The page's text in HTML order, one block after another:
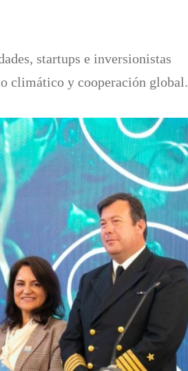
startups e inversionistas
climático y cooperación global.